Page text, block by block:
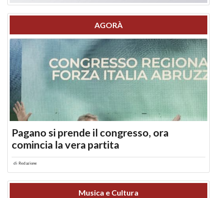
AGORÀ
Pagano si prende il congresso, ora
comincia la vera partita
di Redazione
Musica e Cultura